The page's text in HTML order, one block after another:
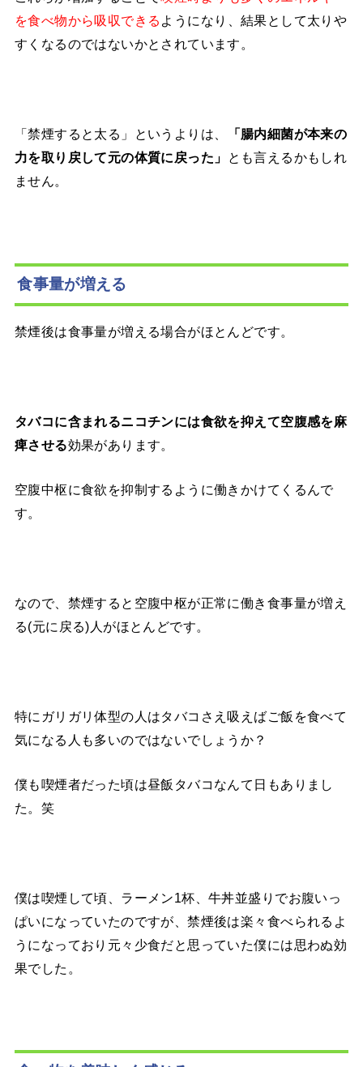
を食べ物から吸収できる ようになり、結果として太りや
すくなるのではないかとされています。
「禁煙すると太る」というよりは、
「腸内細菌が本来の
力を取り戻して元の体質に戻った」
とも言えるかもしれ
ません。
食事量が増える
禁煙後は食事量が増える場合がほとんどです。
タバコに含まれるニコチンには食欲を抑えて空腹感を麻
痺させる効果があります。
空腹中枢に食欲を抑制するように働きかけてくるんで
す。
なので、禁煙すると空腹中枢が正常に働き食事量が増え
る(元に戻る)人がほとんどです。
特にガリガリ体型の人はタバコさえ吸えばご飯を食べて
気になる人も多いのではないでしょうか？
僕も喫煙者だった頃は昼飯タバコなんて日もありまし
た。笑
僕は喫煙して頃、ラーメン1杯、牛丼並盛りでお腹いっ
ぱいになっていたのですが、禁煙後は楽々食べられるよ
うになっており元々少食だと思っていた僕には思わぬ効
果でした。